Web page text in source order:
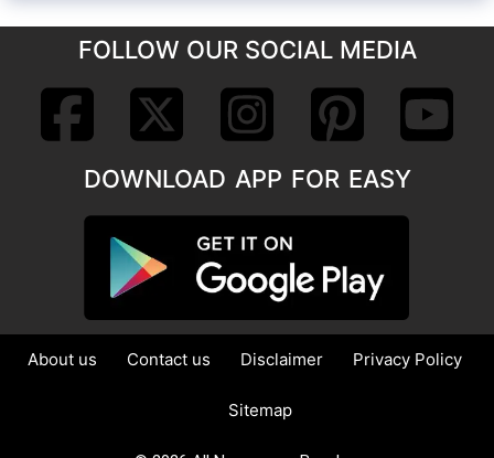
FOLLOW OUR SOCIAL MEDIA
DOWNLOAD APP FOR EASY
About us Contact us Disclaimer Privacy Policy
Sitemap